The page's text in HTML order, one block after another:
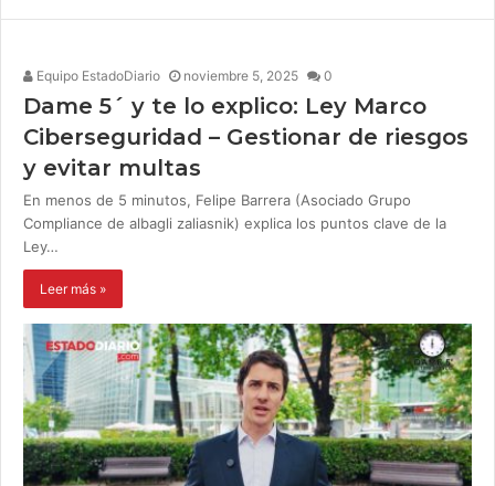
Equipo EstadoDiario noviembre 5, 2025 0
Dame 5´ y te lo explico: Ley Marco
Ciberseguridad – Gestionar de riesgos
y evitar multas
En menos de 5 minutos, Felipe Barrera (Asociado Grupo
Compliance de albagli zaliasnik) explica los puntos clave de la
Ley…
Leer más »